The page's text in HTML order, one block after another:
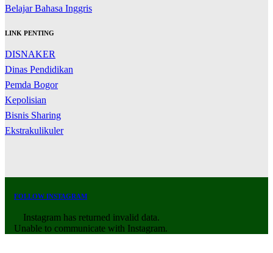
Belajar Bahasa Inggris
LINK PENTING
DISNAKER
Dinas Pendidikan
Pemda Bogor
Kepolisian
Bisnis Sharing
Ekstrakulikuler
FOLLOW INSTAGRAM
Instagram has returned invalid data.
Unable to communicate with Instagram.